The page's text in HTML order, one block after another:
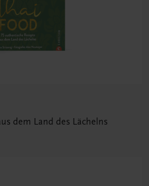
dem Land des Lächelns